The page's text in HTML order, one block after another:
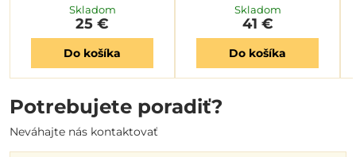
Skladom
25 €
Do košíka
Skladom
41 €
Do košíka
Potrebujete poradiť?
Neváhajte nás kontaktovať